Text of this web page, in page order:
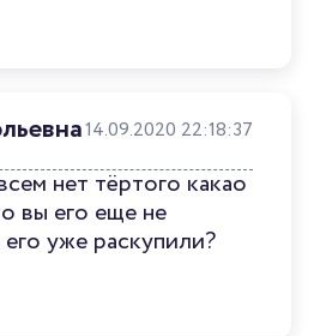
14.09.2020 22:18:37
нет тёртого какао
вы его еще не
уже раскупили?